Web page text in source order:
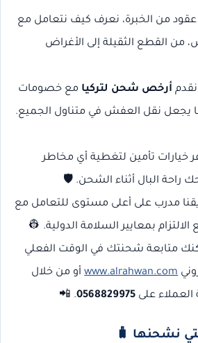
من الخبرة، نعرف كيف نتعامل مع
من القطع الثقيلة إلى الأغراض
أرخص شحن لتركيا مع خصومات
35%، مما يجعل نقل العفش في متناول الجميع.
خيارات تأمين لتغطية أي مخاطر
راحة البال أثناء الشحن. 🛡️
مدرب على أعلى مستوى للتعامل مع
بمعايير السلامة الدولية. 👷
متابعة شحنتك في الوقت الفعلي
www.alrahwan.comأو من خلال
على 0568829975
. 📲
نشحنها 🧳